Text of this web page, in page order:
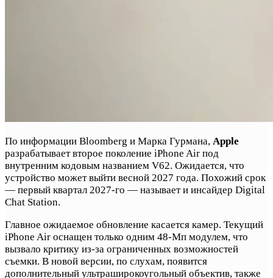
По информации Bloomberg и Марка Гурмана, Apple
разрабатывает второе поколение iPhone Air под
внутренним кодовым названием V62. Ожидается, что
устройство может выйти весной 2027 года. Похожий срок
— первый квартал 2027-го — называет и инсайдер Digital
Chat Station.
Главное ожидаемое обновление касается камер. Текущий
iPhone Air оснащен только одним 48-Мп модулем, что
вызвало критику из-за ограниченных возможностей
съемки. В новой версии, по слухам, появится
дополнительный ультраширокоугольный объектив, также